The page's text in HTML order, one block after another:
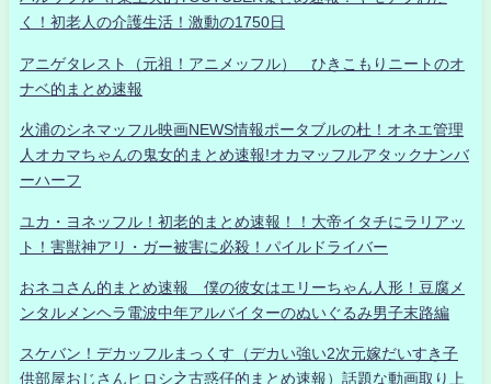
く！初老人の介護生活！激動の1750日
アニゲタレスト（元祖！アニメッフル） ひきこもりニートのオ
ナベ的まとめ速報
火浦のシネマッフル映画NEWS情報ポータブルの杜！オネエ管理
人オカマちゃんの鬼女的まとめ速報!オカマッフルアタックナンバ
ーハーフ
ユカ・ヨネッフル！初老的まとめ速報！！大帝イタチにラリアッ
ト！害獣神アリ・ガー被害に必殺！パイルドライバー
おネコさん的まとめ速報 僕の彼女はエリーちゃん人形！豆腐メ
ンタルメンヘラ電波中年アルバイターのぬいぐるみ男子末路編
スケバン！デカッフルまっくす（デカい強い2次元嫁だいすき子
供部屋おじさんヒロシ之古惑仔的まとめ速報）話題な動画取り上